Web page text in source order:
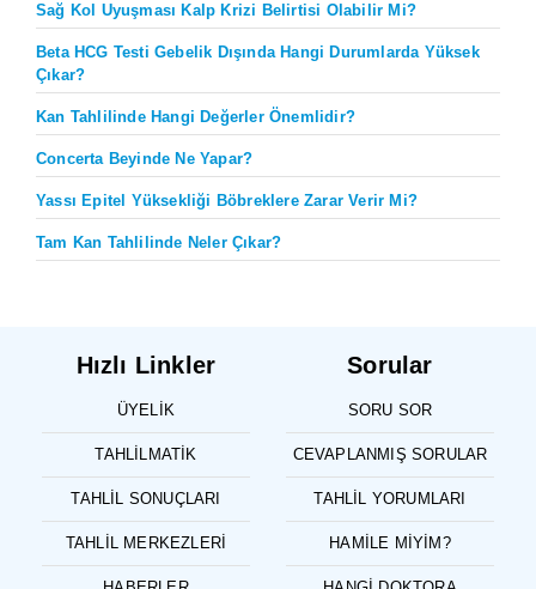
Sağ Kol Uyuşması Kalp Krizi Belirtisi Olabilir Mi?
Beta HCG Testi Gebelik Dışında Hangi Durumlarda Yüksek
Çıkar?
Kan Tahlilinde Hangi Değerler Önemlidir?
Concerta Beyinde Ne Yapar?
Yassı Epitel Yüksekliği Böbreklere Zarar Verir Mi?
Tam Kan Tahlilinde Neler Çıkar?
Hızlı Linkler
ÜYELIK
TAHLILMATIK
TAHLIL SONUÇLARI
TAHLIL MERKEZLERI
Sorular
SORU SOR
CEVAPLANMIŞ SORULAR
TAHLIL YORUMLARI
HAMILE MIYIM?